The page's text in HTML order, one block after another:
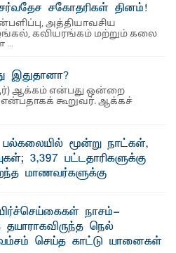
சகோதரிகள் தினம்!
அத்தியாவசிய
கவியரங்கம் மற்றும் கலை
...
இதுதானா?
ஆக்கம் என்பது ஒன்றை
என்பதாகக் கூறுவர். ஆக்கச்
பல்கலையில் மூன்று நாட்கள்,
3,397 பட்டதாரிகளுக்கு
மாணவர்களுக்கு
தென்கிழக்குப்
பொதுப் பட்டமளிப்பு விழா ...
நாசம்-
நெல்
செய்த காட்டு யானைகள்